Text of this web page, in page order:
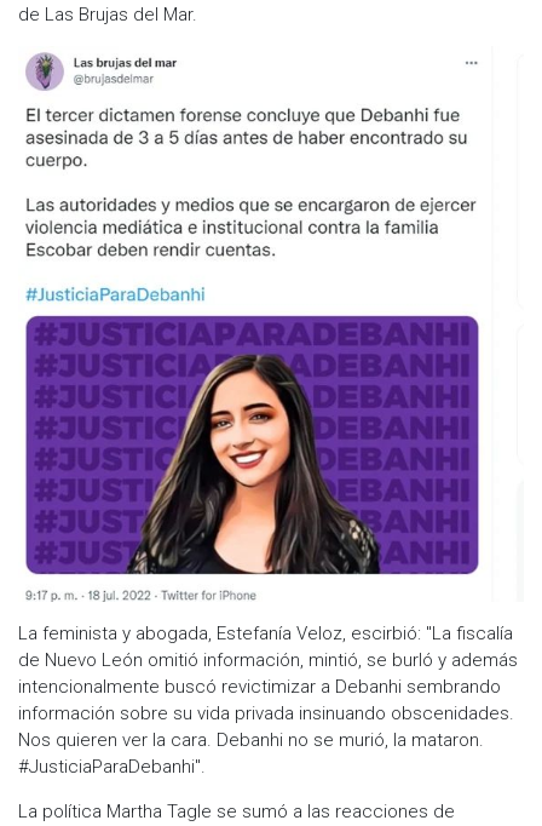
de Las Brujas del Mar.
La feminista y abogada, Estefanía Veloz, escirbió: "La fiscalía
de Nuevo León omitió información, mintió, se burló y además
intencionalmente buscó revictimizar a Debanhi sembrando
información sobre su vida privada insinuando obscenidades.
Nos quieren ver la cara. Debanhi no se murió, la mataron.
#JusticiaParaDebanhi".
La política Martha Tagle se sumó a las reacciones de